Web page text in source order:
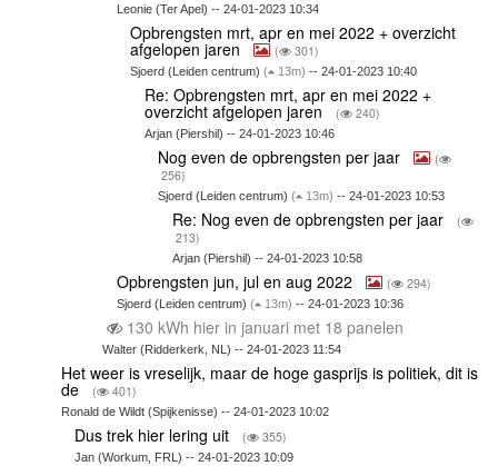
Leonie (Ter Apel) -- 24-01-2023 10:34
Opbrengsten mrt, apr en mei 2022 + overzicht
afgelopen jaren ( 301)
Sjoerd (Leiden centrum)( 13m) -- 24-01-2023 10:40
Re: Opbrengsten mrt, apr en mei 2022 +
overzicht afgelopen jaren ( 240)
Arjan (Piershil) -- 24-01-2023 10:46
Nog even de opbrengsten per jaar
(
256)
Sjoerd (Leiden centrum)( 13m) -- 24-01-2023 10:53
Re: Nog even de opbrengsten per jaar
(
213)
Arjan (Piershil) -- 24-01-2023 10:58
Opbrengsten jun, jul en aug 2022 ( 294)
Sjoerd (Leiden centrum) ( 13m) -- 24-01-2023 10:36
130 kWh hier in januari met 18 panelen
Walter (Ridderkerk, NL) -- 24-01-2023 11:54
Het weer is vreselijk, maar de hoge gasprijs is politiek, dit is
de ( 401)
Ronald de Wildt (Spijkenisse) -- 24-01-2023 10:02
Dus trek hier lering uit ( 355)
Jan (Workum, FRL) -- 24-01-2023 10:09